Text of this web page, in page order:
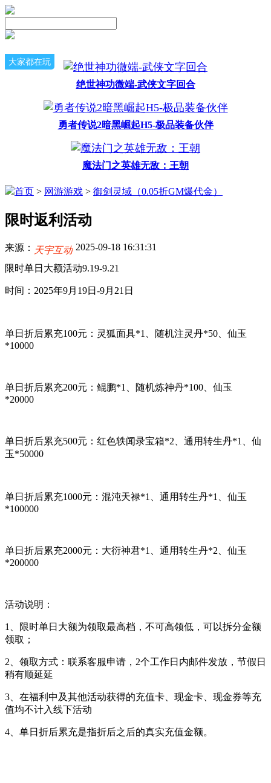
大家都在玩
绝世神功微端-武侠文字回合
勇者传说2暗黑崛起H5-极品装备伙伴
魔法门之英雄无敌：王朝
首页 > 网游游戏 > 御剑灵域（0.05折GM爆代金）
限时返利活动
来源： 天宇互动 2025-09-18 16:31:31
限时单日大额活动9.19-9.21
时间：2025年9月19日-9月21日
单日折后累充100元：灵狐面具*1、随机注灵丹*50、仙玉
*10000
单日折后累充200元：鲲鹏*1、随机炼神丹*100、仙玉
*20000
单日折后累充500元：红色轶闻录宝箱*2、通用转生丹*1、仙
玉*50000
单日折后累充1000元：混沌天禄*1、通用转生丹*1、仙玉
*100000
单日折后累充2000元：大衍神君*1、通用转生丹*2、仙玉
*200000
活动说明：
1、限时单日大额为领取最高档，不可高领低，可以拆分金额
领取；
2、领取方式：联系客服申请，2个工作日内邮件发放，节假日
稍有顺延延
3、在福利中及其他活动获得的充值卡、现金卡、现金券等充
值均不计入线下活动
4、单日折后累充是指折后之后的真实充值金额。